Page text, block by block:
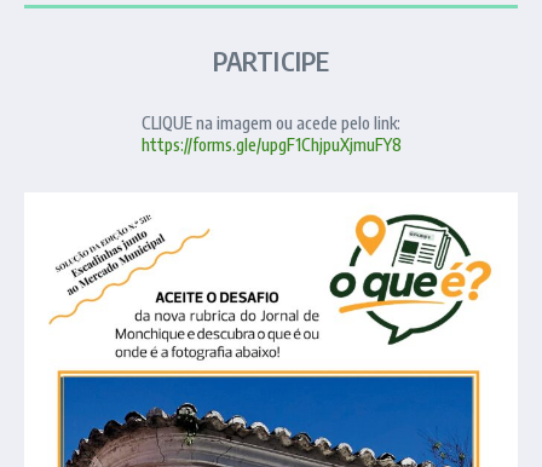
PARTICIPE
CLIQUE na imagem ou acede pelo link:
https://forms.gle/upgF1ChjpuXjmuFY8